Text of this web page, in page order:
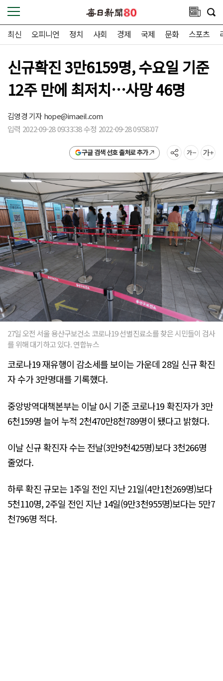
최신 오피니언 정치 사회 경제 국제 문화 스포츠
신규확진 3만6159명, 수요일 기준
12주 만에 최저치…사망 46명
김영경 기자hope@imaeil.com
입력 2022-09-28 09:33:38 수정 2022-09-28 09:58:07
구글 검색 선호 출처로 추가
27일 오전 서울 용산구보건소 코로나19 선별진료소를 찾은 시민들이 검사
를 위해 대기하고 있다. 연합뉴스
코로나19 재유행이 감소세를 보이는 가운데 28일 신규 확진
자 수가 3만명대를 기록했다.
중앙방역대책본부는 이날 0시 기준 코로나19 확진자가 3만
6천159명 늘어 누적 2천470만8천789명이 됐다고 밝혔다.
이날 신규 확진자 수는 전날(3만9천425명)보다 3천266명
줄었다.
하루 확진 규모는 1주일 전인 지난 21일(4만1천269명)보다
5천110명, 2주일 전인 지난 14일(9만3천955명)보다는 5만7
천796명 적다.